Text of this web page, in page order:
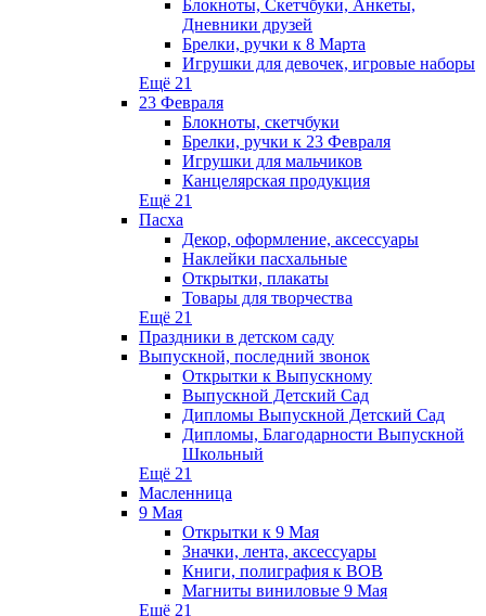
Блокноты, Скетчбуки, Анкеты,
Дневники друзей
Брелки, ручки к 8 Марта
Игрушки для девочек, игровые наборы
Ещё 21
23 Февраля
Блокноты, скетчбуки
Брелки, ручки к 23 Февраля
Игрушки для мальчиков
Канцелярская продукция
Ещё 21
Пасха
Декор, оформление, аксессуары
Наклейки пасхальные
Открытки, плакаты
Товары для творчества
Ещё 21
Праздники в детском саду
Выпускной, последний звонок
Открытки к Выпускному
Выпускной Детский Сад
Дипломы Выпускной Детский Сад
Дипломы, Благодарности Выпускной
Школьный
Ещё 21
Масленница
9 Мая
Открытки к 9 Мая
Значки, лента, аксессуары
Книги, полиграфия к ВОВ
Магниты виниловые 9 Мая
Ещё 21